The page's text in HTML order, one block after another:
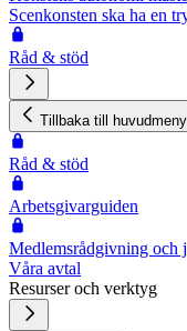
Scenkonsten ska ha en
Råd & stöd
Tillbaka till huvudmeny
Råd & stöd
Arbetsgivarguiden
Medlemsrådgivning och
Våra avtal
Resurser och verktyg